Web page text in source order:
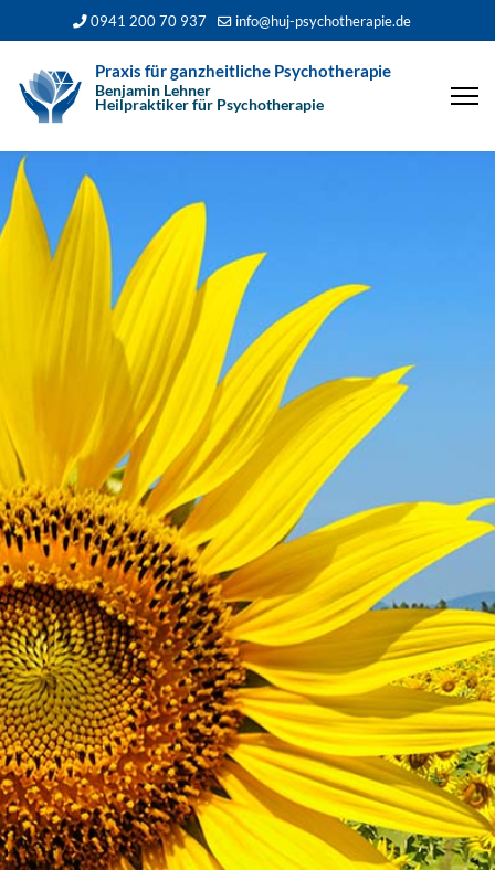
0941 200 70 937 info@huj-psychotherapie.de
Praxis für ganzheitliche Psychotherapie
Benjamin Lehner
Heilpraktiker für Psychotherapie